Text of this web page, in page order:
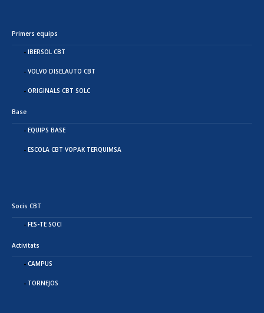
Primers equips
IBERSOL CBT
VOLVO DISELAUTO CBT
ORIGINALS CBT SOLC
Base
EQUIPS BASE
ESCOLA CBT VOPAK TERQUIMSA
Socis CBT
FES-TE SOCI
Activitats
CAMPUS
TORNEJOS